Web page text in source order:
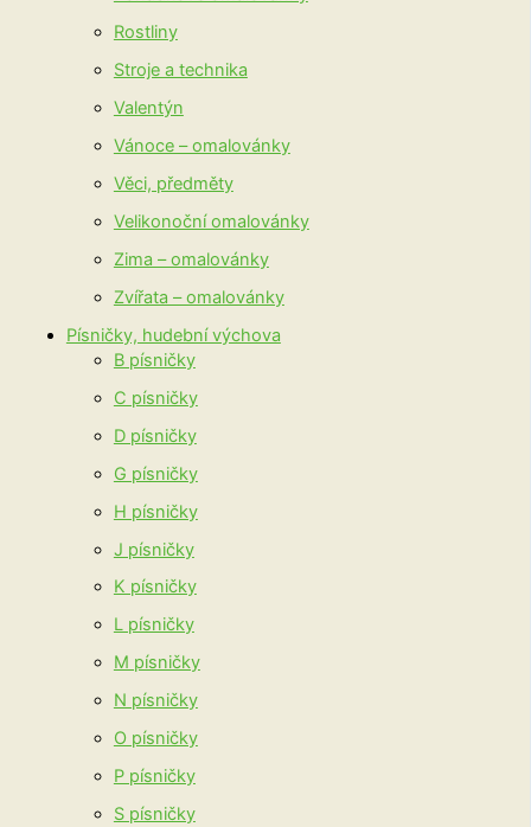
Rostliny
Stroje a technika
Valentýn
Vánoce – omalovánky
Věci, předměty
Velikonoční omalovánky
Zima – omalovánky
Zvířata – omalovánky
Písničky, hudební výchova
B písničky
C písničky
D písničky
G písničky
H písničky
J písničky
K písničky
L písničky
M písničky
N písničky
O písničky
P písničky
S písničky